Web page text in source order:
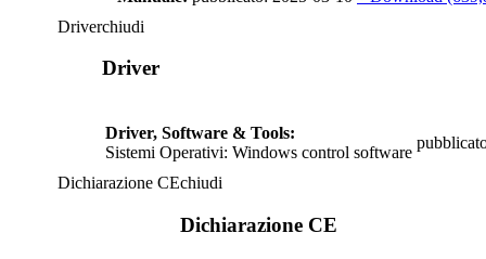
Driverchiudi
Driver
Driver, Software & Tools:
Sistemi Operativi: Windows control software
Dichiarazione CEchiudi
Dichiarazione CE